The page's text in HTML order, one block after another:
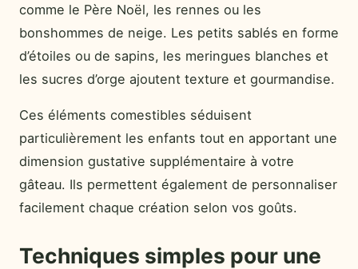
comme le Père Noël, les rennes ou les
bonshommes de neige. Les petits sablés en forme
d’étoiles ou de sapins, les meringues blanches et
les sucres d’orge ajoutent texture et gourmandise.
Ces éléments comestibles séduisent
particulièrement les enfants tout en apportant une
dimension gustative supplémentaire à votre
gâteau. Ils permettent également de personnaliser
facilement chaque création selon vos goûts.
Techniques simples pour une